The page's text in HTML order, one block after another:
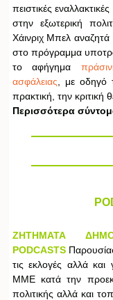
πειστικές
στην εξωτερική
Χάινριχ Μπελ
στο πρόγραμμα
το αφήγημα
ασφάλειας , με οδηγό
πρακτική, την κριτική
Περισσότερα
ΖΗΤΗΜΑΤΑ
PODCASTS
τις εκλογές αλλά
ΜΜΕ κατά την
πολιτικής αλλά και